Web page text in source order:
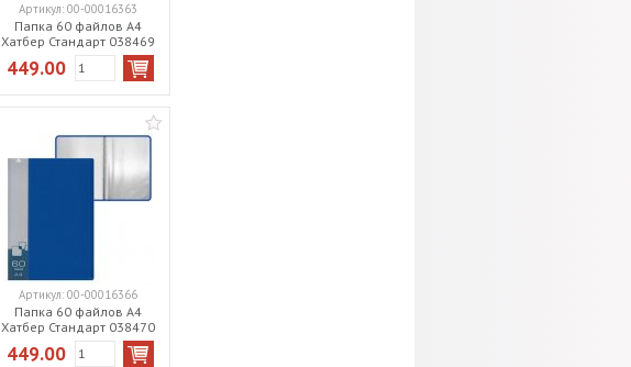
Папка 60 файлов А4
Хатбер Стандарт 038469
зеленая
Артикул: 00-00016363
449.00
Папка 60 файлов А4
Хатбер Стандарт 038470
синяя
Артикул: 00-00016366
449.00